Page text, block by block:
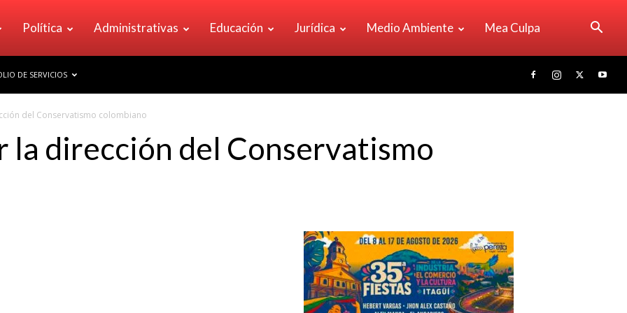
Política Administrativas Educación Jurídica Medio Ambiente Mea Culpa
DE SERVICIOS
del Conservatismo colombiano
la dirección del Conservatismo